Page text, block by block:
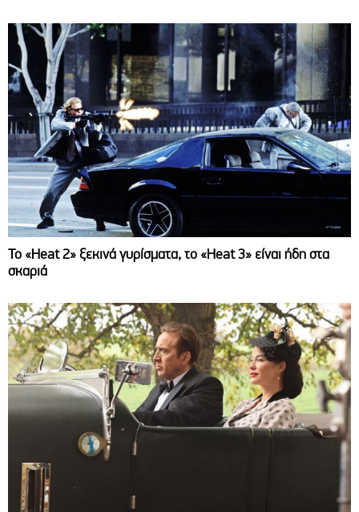
Το «Heat 2» ξεκινά γυρίσματα, το «Heat 3» είναι ήδη στα
σκαριά